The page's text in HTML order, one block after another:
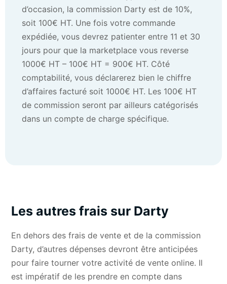
d’occasion, la commission Darty est de 10%,
soit 100€ HT. Une fois votre commande
expédiée, vous devrez patienter entre 11 et 30
jours pour que la marketplace vous reverse
1000€ HT – 100€ HT = 900€ HT. Côté
comptabilité, vous déclarerez bien le chiffre
d’affaires facturé soit 1000€ HT. Les 100€ HT
de commission seront par ailleurs catégorisés
dans un compte de charge spécifique.
Les autres frais sur Darty
En dehors des frais de vente et de la commission
Darty, d’autres dépenses devront être anticipées
pour faire tourner votre activité de vente online. Il
est impératif de les prendre en compte dans